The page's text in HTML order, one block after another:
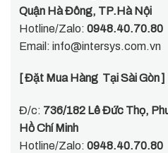
Quận Hà Đông, TP.Hà Nội
Hotline/Zalo: 0948.40.70.80
Email: info@intersys.com.vn
[ Đặt Mua Hàng Tại Sài Gòn ]
Đ/c: 736/182 Lê Đức Thọ,
Hồ Chí Minh
Hotline/Zalo: 0948.40.70.80